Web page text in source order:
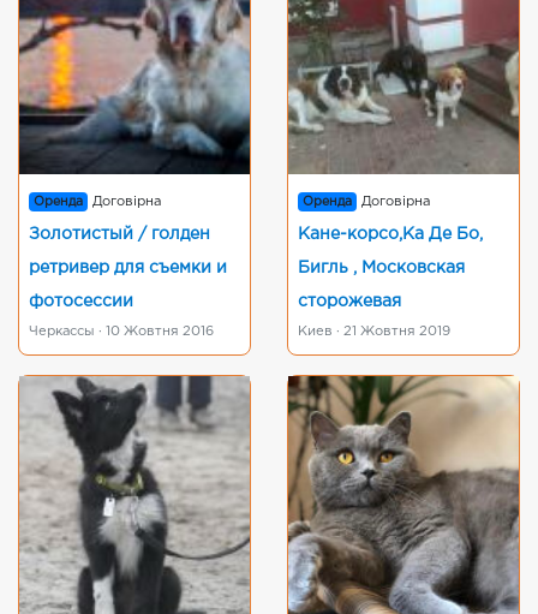
Оренда Договірна
Золотистый / голден
ретривер для съемки и
фотосессии
Черкассы · 10 Жовтня 2016
Оренда Договірна
Кане-корсо,Ка Де Бо,
Бигль , Московская
сторожевая
Киев · 21 Жовтня 2019